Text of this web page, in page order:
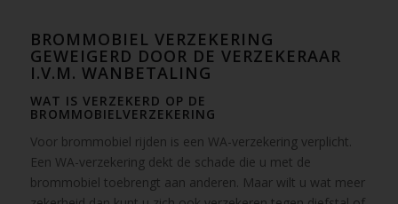
BROMMOBIEL VERZEKERING
GEWEIGERD DOOR DE VERZEKERAAR
I.V.M. WANBETALING
WAT IS VERZEKERD OP DE
BROMMOBIELVERZEKERING
Voor brommobiel rijden is een WA-verzekering verplicht.
Een WA-verzekering dekt de schade die u met de
brommobiel toebrengt aan anderen. Maar wilt u wat meer